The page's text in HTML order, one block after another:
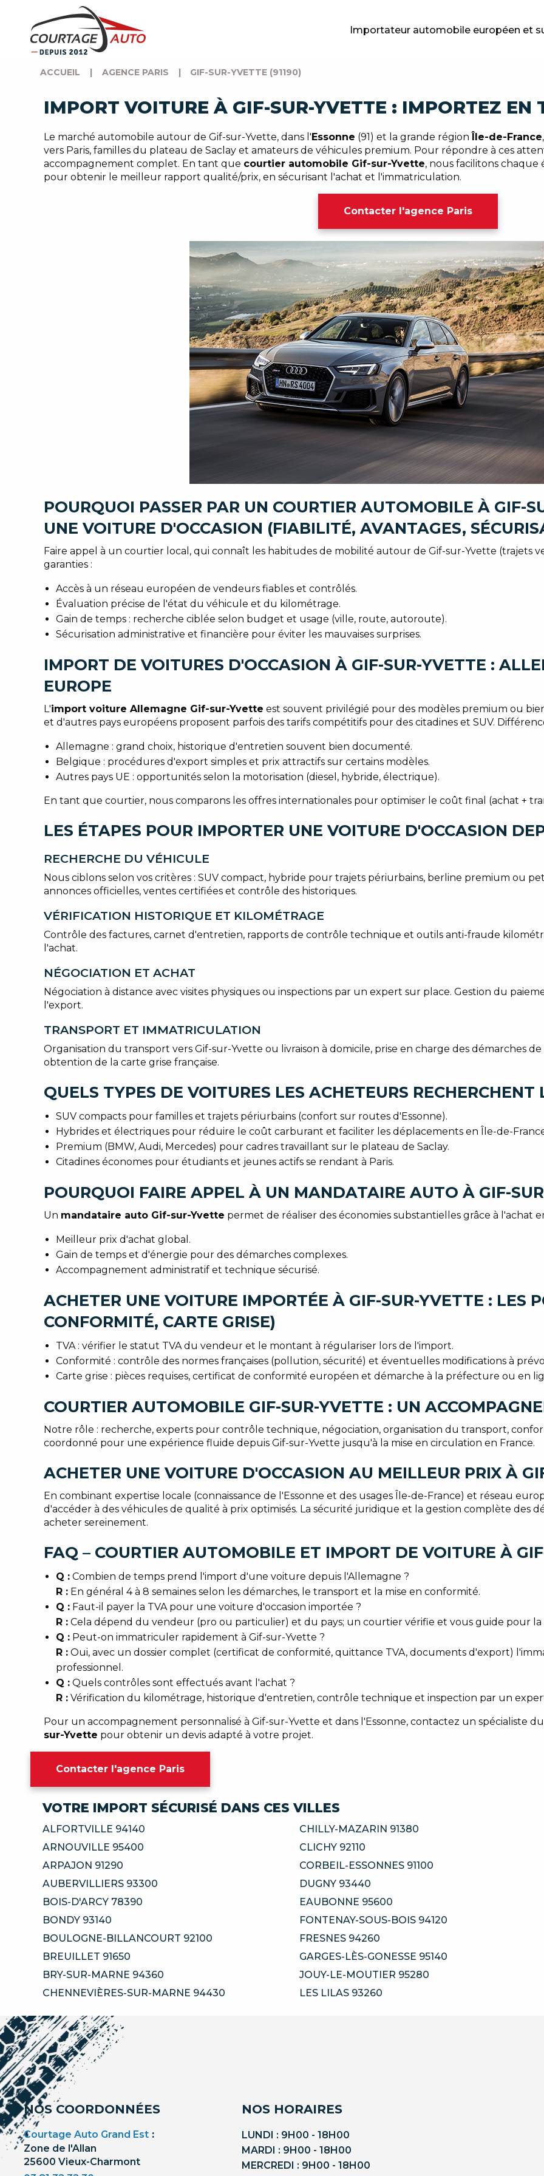
Importateur automobile européen et
ACCUEIL | AGENCE PARIS | GIF-SUR-YVETTE (91190)
IMPORT VOITURE À GIF-SUR-YVETTE : IMPORTEZ EN
Le marché automobile autour de Gif-sur-Yvette, dans l'Essonne (91) et la grande régionÎle-de-France
vers Paris, familles du plateau de Saclay et amateurs de véhicules premium. Pour répondre à ces
accompagnement complet. En tant que courtier automobile Gif-sur-Yvette, nous facilitons chaque
pour obtenir le meilleur rapport qualité/prix, en sécurisant l'achat et l'immatriculation.
Contacter l'agence Paris
POURQUOI PASSER PAR UN COURTIER AUTOMOBILE À GIF-
UNE VOITURE D'OCCASION (FIABILITÉ, AVANTAGES,
Faire appel à un courtier local, qui connaît les habitudes de mobilité autour de Gif-sur-Yvette (trajets
garanties :
Accès à un réseau européen de vendeurs fiables et contrôlés.
Évaluation précise de l'état du véhicule et du kilométrage.
Gain de temps : recherche ciblée selon budget et usage (ville, route, autoroute).
Sécurisation administrative et financière pour éviter les mauvaises surprises.
IMPORT DE VOITURES D'OCCASION À GIF-SUR-YVETTE :
EUROPE
L'import voiture Allemagne Gif-sur-Yvette est souvent privilégié pour des modèles premium ou
et d'autres pays européens proposent parfois des tarifs compétitifs pour des citadines et SUV.
Allemagne : grand choix, historique d'entretien souvent bien documenté.
Belgique : procédures d'export simples et prix attractifs sur certains modèles.
Autres pays UE : opportunités selon la motorisation (diesel, hybride, électrique).
En tant que courtier, nous comparons les offres internationales pour optimiser le coût final (achat +
LES ÉTAPES POUR IMPORTER UNE VOITURE D'OCCASION
RECHERCHE DU VÉHICULE
Nous ciblons selon vos critères : SUV compact, hybride pour trajets périurbains, berline premium ou
annonces officielles, ventes certifiées et contrôle des historiques.
VÉRIFICATION HISTORIQUE ET KILOMÉTRAGE
Contrôle des factures, carnet d'entretien, rapports de contrôle technique et outils anti-fraude
l'achat.
NÉGOCIATION ET ACHAT
Négociation à distance avec visites physiques ou inspections par un expert sur place. Gestion du
l'export.
TRANSPORT ET IMMATRICULATION
Organisation du transport vers Gif-sur-Yvette ou livraison à domicile, prise en charge des démarches de
obtention de la carte grise française.
QUELS TYPES DE VOITURES LES ACHETEURS RECHERCHENT
SUV compacts pour familles et trajets périurbains (confort sur routes d'Essonne).
Hybrides et électriques pour réduire le coût carburant et faciliter les déplacements en Île-de-
Premium (BMW, Audi, Mercedes) pour cadres travaillant sur le plateau de Saclay.
Citadines économes pour étudiants et jeunes actifs se rendant à Paris.
POURQUOI FAIRE APPEL À UN MANDATAIRE AUTO À GIF-
Un mandataire auto Gif-sur-Yvette permet de réaliser des économies substantielles grâce à l'achat
Meilleur prix d'achat global.
Gain de temps et d'énergie pour des démarches complexes.
Accompagnement administratif et technique sécurisé.
ACHETER UNE VOITURE IMPORTÉE À GIF-SUR-YVETTE : LES
CONFORMITÉ, CARTE GRISE)
TVA : vérifier le statut TVA du vendeur et le montant à régulariser lors de l'import.
Conformité : contrôle des normes françaises (pollution, sécurité) et éventuelles modifications à
Carte grise : pièces requises, certificat de conformité européen et démarche à la préfecture ou en
COURTIER AUTOMOBILE GIF-SUR-YVETTE : UN
Notre rôle : recherche, experts pour contrôle technique, négociation, organisation du transport,
coordonné pour une expérience fluide depuis Gif-sur-Yvette jusqu'à la mise en circulation en France.
ACHETER UNE VOITURE D'OCCASION AU MEILLEUR PRIX À
En combinant expertise locale (connaissance de l'Essonne et des usages Île-de-France) et réseau
d'accéder à des véhicules de qualité à prix optimisés. La sécurité juridique et la gestion complète des
acheter sereinement.
FAQ – COURTIER AUTOMOBILE ET IMPORT DE VOITURE À
Q : Combien de temps prend l'import d'une voiture depuis l'Allemagne ?
R : En général 4 à 8 semaines selon les démarches, le transport et la mise en conformité.
Q : Faut-il payer la TVA pour une voiture d'occasion importée ?
R : Cela dépend du vendeur (pro ou particulier) et du pays; un courtier vérifie et vous guide pour la
Q : Peut-on immatriculer rapidement à Gif-sur-Yvette ?
R : Oui, avec un dossier complet (certificat de conformité, quittance TVA, documents d'export)
professionnel.
Q : Quels contrôles sont effectués avant l'achat ?
R : Vérification du kilométrage, historique d'entretien, contrôle technique et inspection par un expert
Pour un accompagnement personnalisé à Gif-sur-Yvette et dans l'Essonne, contactez un spécialiste
sur-Yvette pour obtenir un devis adapté à votre projet.
Contacter l'agence Paris
VOTRE IMPORT SÉCURISÉ DANS CES VILLES
ALFORTVILLE 94140
ARNOUVILLE 95400
ARPAJON 91290
AUBERVILLIERS 93300
BOIS-D'ARCY 78390
BONDY 93140
BOULOGNE-BILLANCOURT 92100
BREUILLET 91650
BRY-SUR-MARNE 94360
CHENNEVIÈRES-SUR-MARNE 94430
CHILLY-MAZARIN 91380
CLICHY 92110
CORBEIL-ESSONNES 91100
DUGNY 93440
EAUBONNE 95600
FONTENAY-SOUS-BOIS 94120
FRESNES 94260
GARGES-LÈS-GONESSE 95140
JOUY-LE-MOUTIER 95280
LES LILAS 93260
NOS COORDONNÉES
Courtage Auto Grand Est :
Zone de l'Allan
25600 Vieux-Charmont
NOS HORAIRES
LUNDI : 9H00 - 18H00
MARDI : 9H00 - 18H00
MERCREDI : 9H00 - 18H00